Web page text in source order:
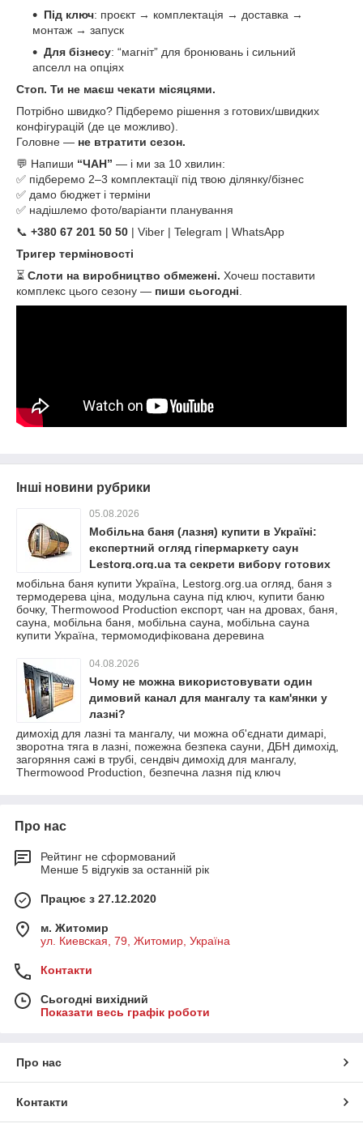
Під ключ: проєкт → комплектація → доставка →
монтаж → запуск
Для бізнесу: “магніт” для бронювань і сильний
апселл на опціях
Стоп. Ти не маєш чекати місяцями.
Потрібно швидко? Підберемо рішення з готових/швидких
конфігурацій (де це можливо).
Головне — не втратити сезон.
💬 Напиши “ЧАН” — і ми за 10 хвилин:
✅ підберемо 2–3 комплектації під твою ділянку/бізнес
✅ дамо бюджет і терміни
✅ надішлемо фото/варіанти планування
📞 +380 67 201 50 50 | Viber | Telegram | WhatsApp
Тригер терміновості
⏳ Слоти на виробництво обмежені. Хочеш поставити
комплекс цього сезону — пиши сьогодні
Інші новини рубрики
05.08.2026
Мобільна баня (лазня) купити в Україні:
експертний огляд гіпермаркету саун
Lestorg.org.ua та секрети вибору готових
рішень для екотуризму
мобільна баня купити Україна, Lestorg.org.ua огляд, баня з
термодерева ціна, модульна сауна під ключ, купити баню
бочку, Thermowood Production експорт, чан на дровах, баня,
сауна, мобільна баня, мобільна сауна, мобільна сауна
купити Україна, термомодифікована деревина
04.08.2026
Чому не можна використовувати один
димовий канал для мангалу та кам'янки у
лазні?
димохід для лазні та мангалу, чи можна об'єднати димарі,
зворотна тяга в лазні, пожежна безпека сауни, ДБН димохід,
загоряння сажі в трубі, сендвіч димохід для мангалу,
Thermowood Production, безпечна лазня під ключ
Про нас
Рейтинг не сформований
Менше 5 відгуків за останній рік
Працює з 27.12.2020
м. Житомир
ул. Киевская, 79, Житомир, Україна
Контакти
Сьогодні вихідний
Показати весь графік роботи
Про нас
Контакти